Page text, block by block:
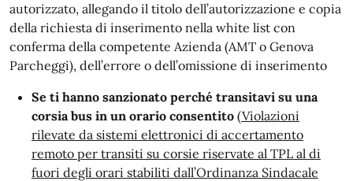
autorizzato, allegando il titolo dell’autorizzazione e copia
della richiesta di inserimento nella white list con
conferma della competente Azienda (AMT o Genova
Parcheggi), dell’errore o dell’omissione di inserimento
Se ti hanno sanzionato perché transitavi su una
corsia bus in un orario consentito (Violazioni
rilevate da sistemi elettronici di accertamento
remoto per transiti su corsie riservate al TPL al di
fuori degli orari stabiliti dall’Ordinanza Sindacale